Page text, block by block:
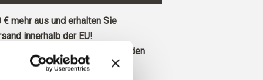
€mehr aus und erhalten Sie
innerhalb der EU!
vor 13 Uhr MEZ eingehen, werden
versandt.